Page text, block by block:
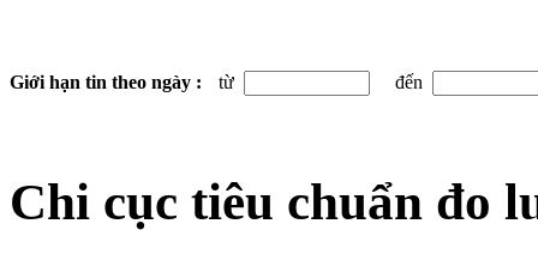
Giới hạn tin theo ngày : từ đến
Chi cục tiêu chuẩn đo